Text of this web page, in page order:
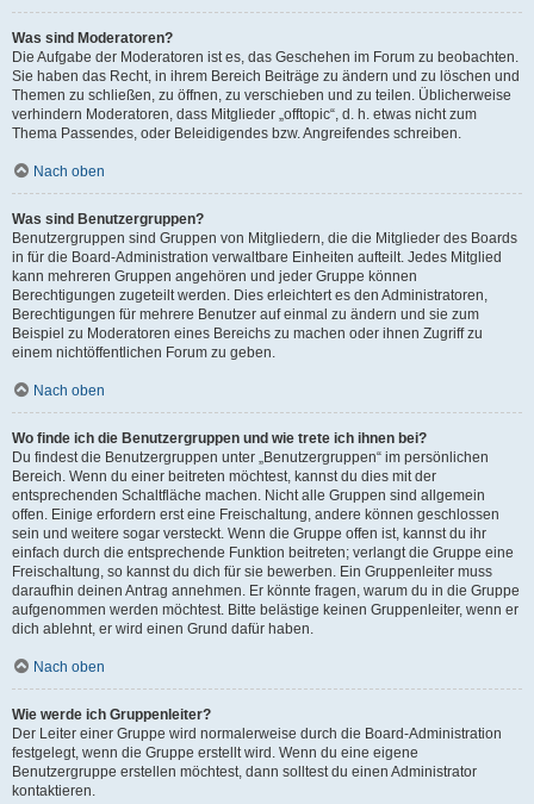
Was sind Moderatoren?
Die Aufgabe der Moderatoren ist es, das Geschehen im Forum zu beobachten.
Sie haben das Recht, in ihrem Bereich Beiträge zu ändern und zu löschen und
Themen zu schließen, zu öffnen, zu verschieben und zu teilen. Üblicherweise
verhindern Moderatoren, dass Mitglieder „offtopic“, d. h. etwas nicht zum
Thema Passendes, oder Beleidigendes bzw. Angreifendes schreiben.
Nach oben
Was sind Benutzergruppen?
Benutzergruppen sind Gruppen von Mitgliedern, die die Mitglieder des Boards
in für die Board-Administration verwaltbare Einheiten aufteilt. Jedes Mitglied
kann mehreren Gruppen angehören und jeder Gruppe können
Berechtigungen zugeteilt werden. Dies erleichtert es den Administratoren,
Berechtigungen für mehrere Benutzer auf einmal zu ändern und sie zum
Beispiel zu Moderatoren eines Bereichs zu machen oder ihnen Zugriff zu
einem nichtöffentlichen Forum zu geben.
Nach oben
Wo finde ich die Benutzergruppen und wie trete ich ihnen bei?
Du findest die Benutzergruppen unter „Benutzergruppen“ im persönlichen
Bereich. Wenn du einer beitreten möchtest, kannst du dies mit der
entsprechenden Schaltfläche machen. Nicht alle Gruppen sind allgemein
offen. Einige erfordern erst eine Freischaltung, andere können geschlossen
sein und weitere sogar versteckt. Wenn die Gruppe offen ist, kannst du ihr
einfach durch die entsprechende Funktion beitreten; verlangt die Gruppe eine
Freischaltung, so kannst du dich für sie bewerben. Ein Gruppenleiter muss
daraufhin deinen Antrag annehmen. Er könnte fragen, warum du in die Gruppe
aufgenommen werden möchtest. Bitte belästige keinen Gruppenleiter, wenn er
dich ablehnt, er wird einen Grund dafür haben.
Nach oben
Wie werde ich Gruppenleiter?
Der Leiter einer Gruppe wird normalerweise durch die Board-Administration
festgelegt, wenn die Gruppe erstellt wird. Wenn du eine eigene
Benutzergruppe erstellen möchtest, dann solltest du einen Administrator
kontaktieren.